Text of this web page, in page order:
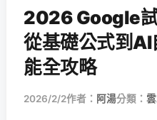
2026 Google試
從基礎公式到
能全攻略
2026/2/2作者： 阿湯分類：